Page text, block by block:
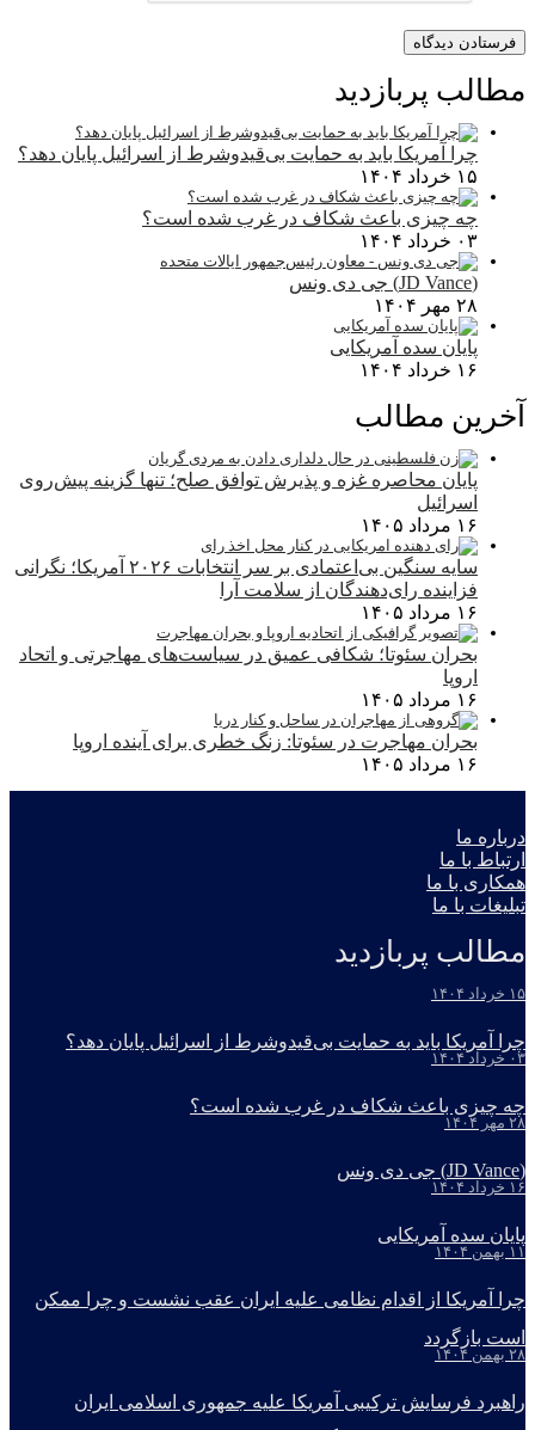
مطالب پربازدید
چرا آمریکا باید به حمایت بی‌قیدوشرط از اسرائیل پایان دهد؟
۱۵ خرداد ۱۴۰۴
چه چیزی باعث شکاف در غرب شده است؟
۰۳ خرداد ۱۴۰۴
(JD Vance) جی دی ونس
۲۸ مهر ۱۴۰۴
پایان سده آمریکایی
۱۶ خرداد ۱۴۰۴
آخرین مطالب
پایان محاصره غزه و پذیرش توافق صلح؛ تنها گزینه پیش‌روی
اسرائیل
۱۶ مرداد ۱۴۰۵
سایه سنگین بی‌اعتمادی بر سر انتخابات ۲۰۲۶ آمریکا؛ نگرانی
فزاینده رای‌دهندگان از سلامت آرا
۱۶ مرداد ۱۴۰۵
بحران سئوتا؛ شکافی عمیق در سیاست‌های مهاجرتی و اتحاد
اروپا
۱۶ مرداد ۱۴۰۵
بحران مهاجرت در سئوتا: زنگ خطری برای آینده اروپا
۱۶ مرداد ۱۴۰۵
درباره ما
ارتباط با ما
همکاری با ما
تبلیغات با ما
مطالب پربازدید
۱۵ خرداد ۱۴۰۴
چرا آمریکا باید به حمایت بی‌قیدوشرط از اسرائیل پایان دهد؟
۰۳ خرداد ۱۴۰۴
چه چیزی باعث شکاف در غرب شده است؟
۲۸ مهر ۱۴۰۴
(JD Vance) جی دی ونس
۱۶ خرداد ۱۴۰۴
پایان سده آمریکایی
۱۱ بهمن ۱۴۰۴
چرا آمریکا از اقدام نظامی علیه ایران عقب نشست و چرا ممکن
است بازگردد
۲۸ بهمن ۱۴۰۴
راهبرد فرسایش ترکیبی آمریکا علیه جمهوری اسلامی ایران